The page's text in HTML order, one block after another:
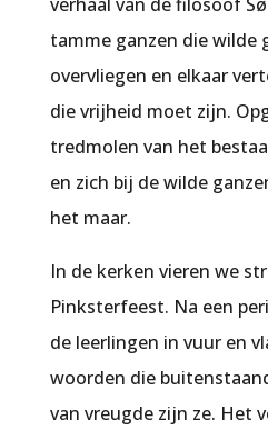
tamme ganzen die wilde
overvliegen en elkaar
die vrijheid moet zijn.
tredmolen van het
en zich bij de wilde
het maar.
In de kerken vieren we
Pinksterfeest. Na een
de leerlingen in vuur en
woorden die
van vreugde zijn ze. Het